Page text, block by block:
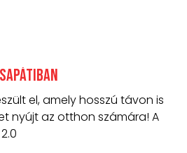
el, amely hosszú távon is
nyújt az otthon számára! A